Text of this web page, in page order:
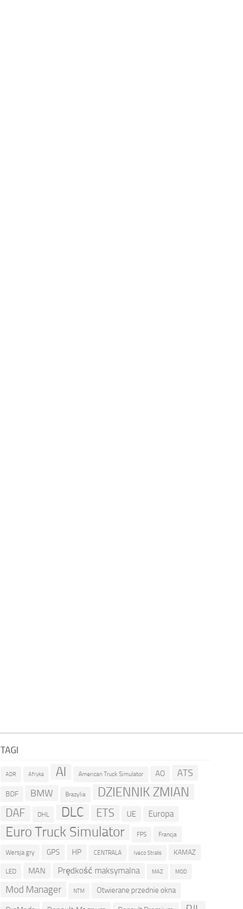
TAGI
ADR Afryka AI American Truck Simulator AO ATS
BDF BMW Brazylia DZIENNIK ZMIAN
DAF DHL DLC ETS UE Europa
Euro Truck Simulator FPS Francja
Wersja gry GPS HP CENTRALA Iveco Stralis KAMAZ
LED MAN Prędkość maksymalna MAZ MOD
Mod Manager NTM Otwierane przednie okna